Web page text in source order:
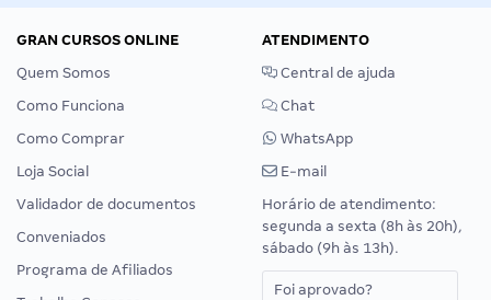
GRAN CURSOS ONLINE
Quem Somos
Como Funciona
Como Comprar
Loja Social
Validador de documentos
Conveniados
Programa de Afiliados
ATENDIMENTO
Central de ajuda
Chat
WhatsApp
E-mail
Horário de atendimento:
segunda a sexta (8h às 20h),
sábado (9h às 13h).
Foi aprovado?